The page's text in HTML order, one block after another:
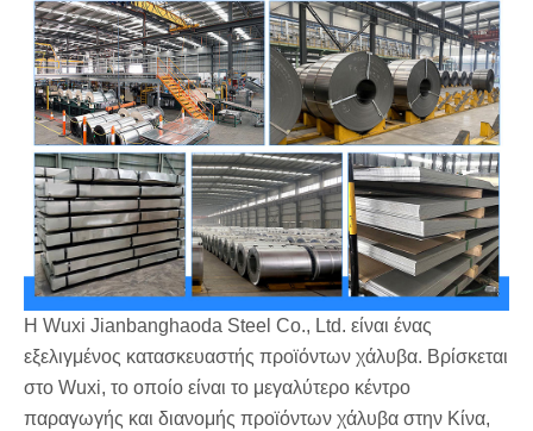
Η Wuxi Jianbanghaoda Steel Co., Ltd. είναι ένας
εξελιγμένος κατασκευαστής προϊόντων χάλυβα. Βρίσκεται
στο Wuxi, το οποίο είναι το μεγαλύτερο κέντρο
παραγωγής και διανομής προϊόντων χάλυβα στην Κίνα,